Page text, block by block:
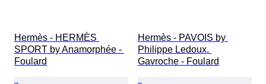
Hermès - HERMÈS
SPORT by Anamorphée -
Foulard
Hermès - PAVOIS by
Philippe Ledoux.
Gavroche - Foulard